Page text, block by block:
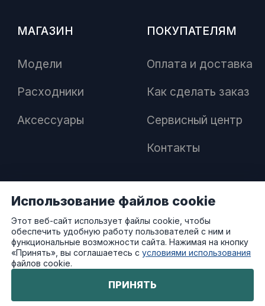
МАГАЗИН
Модели
Расходники
Аксессуары
ПОКУПАТЕЛЯМ
Оплата и доставка
Как сделать заказ
Сервисный центр
Контакты
ПАРТНЕРАМ
Как стать дилером
Преимущества работы с нами
Использование файлов cookie
Этот веб-сайт использует файлы cookie, чтобы
обеспечить удобную работу пользователей с ним и
функциональные возможности сайта. Нажимая на кнопку
«Принять», вы соглашаетесь сусловиями использования
файлов cookie.
ПРИНЯТЬ